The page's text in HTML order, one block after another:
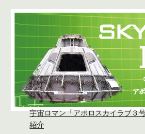
宇宙ロマン「アポロスカイラブ３
紹介